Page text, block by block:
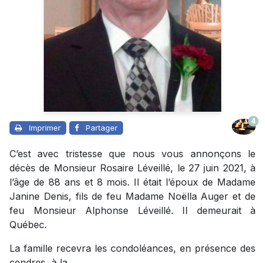
Imprimer Partager
4
C’est avec tristesse que nous vous annonçons le
décès de Monsieur Rosaire Léveillé, le 27 juin 2021, à
l’âge de 88 ans et 8 mois. Il était l’époux de Madame
Janine Denis, fils de feu Madame Noëlla Auger et de
feu Monsieur Alphonse Léveillé. Il demeurait à
Québec.
La famille recevra les condoléances, en présence des